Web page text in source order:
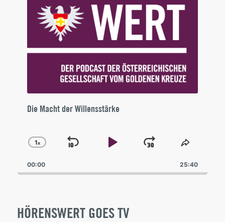
Die Macht der Willensstärke
Change
Rate
1x
Skip
Play
Jump
Forward
Share
Episode
00:00 25:40
HÖRENSWERT GOES TV